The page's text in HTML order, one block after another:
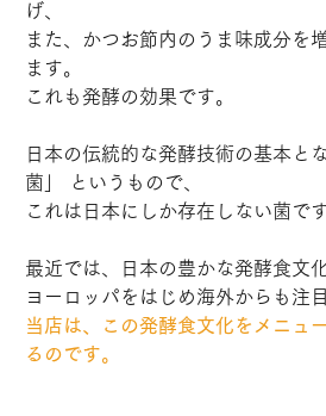
げ、
また、かつお節内のうま味成分を
ます。
これも発酵の効果です。
日本の伝統的な発酵技術の基本と
菌」 というもので、
これは日本にしか存在しない菌です
最近では、日本の豊かな発酵食文化
ヨーロッパをはじめ海外からも注
当店は、この発酵食文化をメニュ
るのです。